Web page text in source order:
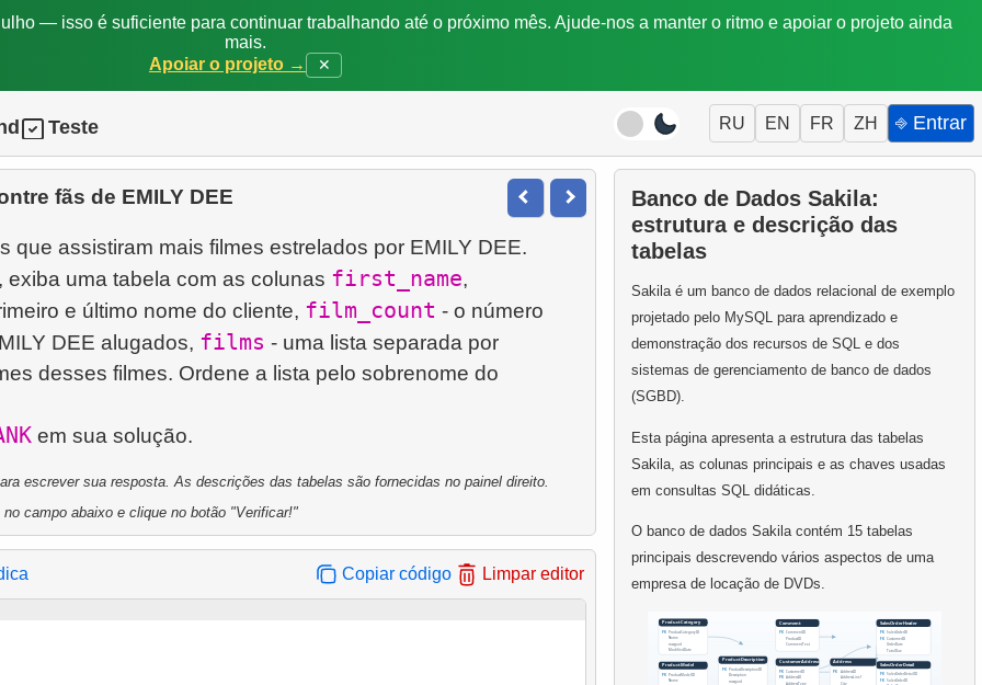
— isso é suficiente para continuar trabalhando até o próximo mês. Ajude-nos a manter o ritmo e apoiar o projeto ainda
mais.
Apoiar o projeto →
✕
Teste RU EN FR ZH ⎆ Entrar
fãs de EMILY DEE
que assistiram mais filmes estrelados por EMILY DEE.
exiba uma tabela com as colunas first_name,
e último nome do cliente, film_count - o número
DEE alugados, films - uma lista separada por
desses filmes. Ordene a lista pelo sobrenome do
escrever sua resposta. As descrições das tabelas são fornecidas no painel direito.
campo abaixo e clique no botão "Verificar!"
Copiar código Limpar editor
Banco de Dados Sakila:
estrutura e descrição das
tabelas
Sakila é um banco de dados relacional de exemplo
projetado pelo MySQL para aprendizado e
demonstração dos recursos de SQL e dos
sistemas de gerenciamento de banco de dados
(SGBD).
Esta página apresenta a estrutura das tabelas
Sakila, as colunas principais e as chaves usadas
em consultas SQL didáticas.
O banco de dados Sakila contém 15 tabelas
principais descrevendo vários aspectos de uma
empresa de locação de DVDs.